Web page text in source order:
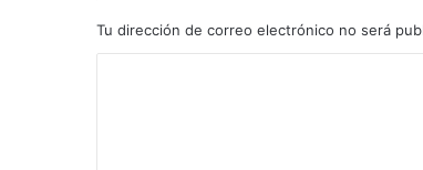
Tu dirección de correo electrónico no será